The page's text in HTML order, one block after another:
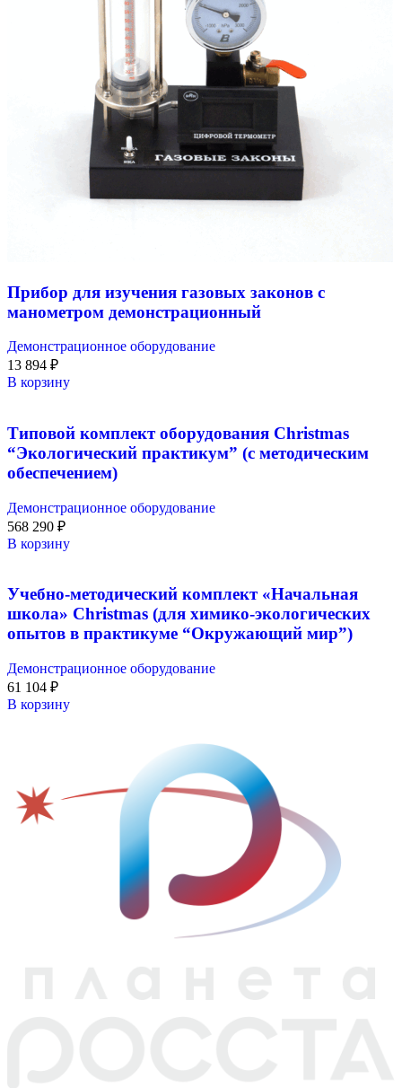
Прибор для изучения газовых законов с
манометром демонстрационный
Демонстрационное оборудование
13 894 ₽
В корзину
Типовой комплект оборудования Christmas
“Экологический практикум” (с методическим
обеспечением)
Демонстрационное оборудование
568 290 ₽
В корзину
Учебно-методический комплект «Начальная
школа» Christmas (для химико-экологических
опытов в практикуме “Окружающий мир”)
Демонстрационное оборудование
61 104 ₽
В корзину